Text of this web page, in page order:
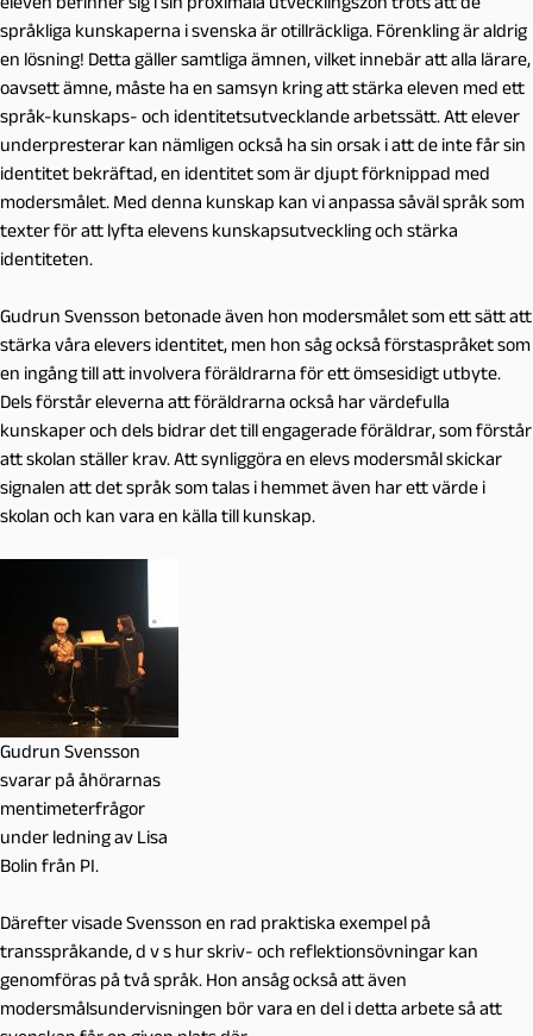
språkliga kunskaperna i svenska är otillräckliga. Förenkling är aldrig
en lösning! Detta gäller samtliga ämnen, vilket innebär att alla lärare,
oavsett ämne, måste ha en samsyn kring att stärka eleven med ett
språk-kunskaps- och identitetsutvecklande arbetssätt. Att elever
underpresterar kan nämligen också ha sin orsak i att de inte får sin
identitet bekräftad, en identitet som är djupt förknippad med
modersmålet. Med denna kunskap kan vi anpassa såväl språk som
texter för att lyfta elevens kunskapsutveckling och stärka
identiteten.
Gudrun Svensson betonade även hon modersmålet som ett sätt att
stärka våra elevers identitet, men hon såg också förstaspråket som
en ingång till att involvera föräldrarna för ett ömsesidigt utbyte.
Dels förstår eleverna att föräldrarna också har värdefulla
kunskaper och dels bidrar det till engagerade föräldrar, som förstår
att skolan ställer krav. Att synliggöra en elevs modersmål skickar
signalen att det språk som talas i hemmet även har ett värde i
skolan och kan vara en källa till kunskap.
Gudrun Svensson
svarar på åhörarnas
mentimeterfrågor
under ledning av Lisa
Bolin från PI.
Därefter visade Svensson en rad praktiska exempel på
transspråkande, d v s hur skriv- och reflektionsövningar kan
genomföras på två språk. Hon ansåg också att även
modersmålsundervisningen bör vara en del i detta arbete så att